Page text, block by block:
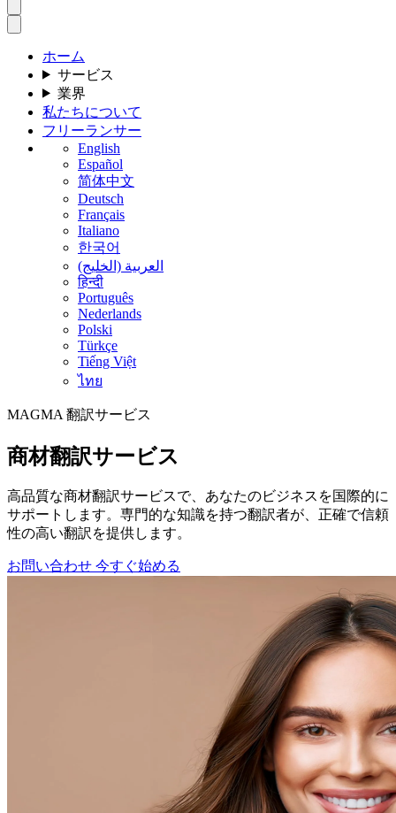
ホーム
サービス
業界
私たちについて
フリーランサー
English
Español
简体中文
Deutsch
Français
Italiano
한국어
العربية (الخليج)
हिन्दी
Português
Nederlands
Polski
Türkçe
Tiếng Việt
ไทย
MAGMA 翻訳サービス
商材翻訳サービス
高品質な商材翻訳サービスで、あなたのビジネスを国際的に
サポートします。専門的な知識を持つ翻訳者が、正確で信頼
性の高い翻訳を提供します。
お問い合わせ 今すぐ始める